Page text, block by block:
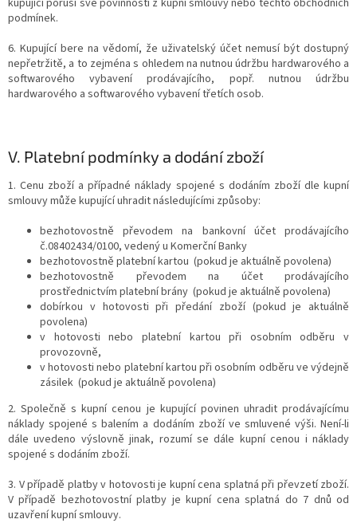
kupující poruší své povinnosti z kupní smlouvy nebo těchto obchodních
podmínek.
6. Kupující bere na vědomí, že uživatelský účet nemusí být dostupný
nepřetržitě, a to zejména s ohledem na nutnou údržbu hardwarového a
softwarového vybavení prodávajícího, popř. nutnou údržbu
hardwarového a softwarového vybavení třetích osob.
V. Platební podmínky a dodání zboží
1. Cenu zboží a případné náklady spojené s dodáním zboží dle kupní
smlouvy může kupující uhradit následujícími způsoby:
bezhotovostně převodem na bankovní účet prodávajícího
č.08402434/0100, vedený u Komerční Banky
bezhotovostně platební kartou (pokud je aktuálně povolena)
bezhotovostně převodem na účet prodávajícího
prostřednictvím platební brány (pokud je aktuálně povolena)
dobírkou v hotovosti při předání zboží (pokud je aktuálně
povolena)
v hotovosti nebo platební kartou při osobním odběru v
provozovně,
v hotovosti nebo platební kartou při osobním odběru ve výdejně
zásilek (pokud je aktuálně povolena)
2. Společně s kupní cenou je kupující povinen uhradit prodávajícímu
náklady spojené s balením a dodáním zboží ve smluvené výši. Není-li
dále uvedeno výslovně jinak, rozumí se dále kupní cenou i náklady
spojené s dodáním zboží.
3. V případě platby v hotovosti je kupní cena splatná při převzetí zboží.
V případě bezhotovostní platby je kupní cena splatná do 7 dnů od
uzavření kupní smlouvy.